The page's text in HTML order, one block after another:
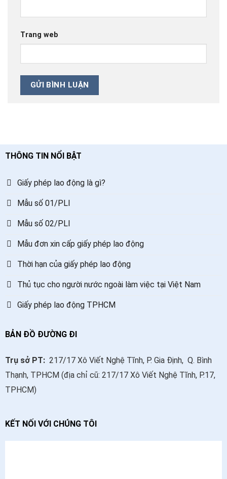
Trang web
THÔNG TIN NỔI BẬT
Giấy phép lao động là gì?
Mẫu số 01/PLI
Mẫu số 02/PLI
Mẫu đơn xin cấp giấy phép lao động
Thời hạn của giấy phép lao động
Thủ tục cho người nước ngoài làm việc tại Việt Nam
Giấy phép lao động TPHCM
BẢN ĐỒ ĐƯỜNG ĐI
Trụ sở PT:217/17 Xô Viết Nghệ Tĩnh, P. Gia Định, Q. Bình
Thạnh, TPHCM (địa chỉ cũ: 217/17 Xô Viết Nghệ Tĩnh, P.17,
TPHCM)
KẾT NỐI VỚI CHÚNG TÔI